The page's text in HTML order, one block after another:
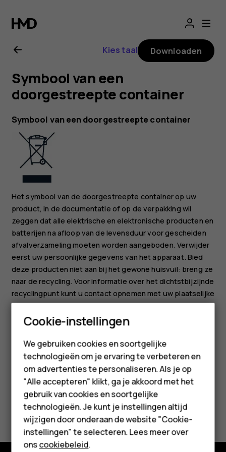
voor
Nokia
G22
Smartphones
Feature phones
Accessoires
HMD Terra M
Voor bedrijven
Tablets
Kies taal Downloaden
Symbool van een
doorgestreepte container
Symbool van een doorgestreepte container
Het symbool van de doorgestreepte container op uw
product, in de documentatie of op de verpakking wil
zeggen dat alle elektrische en elektronische producten en
batterijen na afloop van de levensduur voor gescheiden
afvalverzameling moeten worden aangeboden. Verwijder
eerst uw persoonlijke gegevens van het apparaat. Bied
deze producten niet aan bij het gewone huisvuil: breng ze
naar de recycling. Voor informatie over het dichtstbijzijnde
recyclingpunt kunt u contact opnemen met uw plaatselijke
afvaldienst of meer lezen over het inzamelprogramma van
HMD en de beschikbaarheid ervan in uw land op
www.hmd.com/phones/support/topics/recycle
Was deze informatie nuttig?
Ja Nee
Cookie-instellingen
We gebruiken cookies en soortgelijke
technologieën om je ervaring te verbeteren en
om advertenties te personaliseren. Als je op
"Alle accepteren" klikt, ga je akkoord met het
gebruik van cookies en soortgelijke
technologieën. Je kunt je instellingen altijd
wijzigen door onderaan de website "Cookie-
instellingen" te selecteren. Lees meer over
onscookiebeleid.